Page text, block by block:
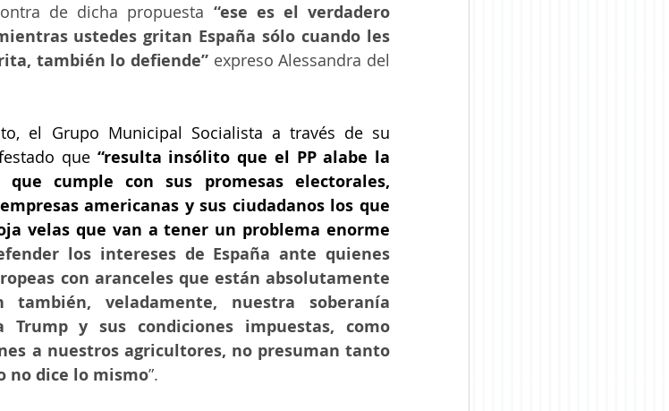
de dicha propuesta “ese es el verdadero
ustedes gritan España sólo cuando les
también lo defiende” expreso Alessandra del
el Grupo Municipal Socialista a través de su
que “resulta insólito que el PP alabe la
cumple con sus promesas electorales,
americanas y sus ciudadanos los que
velas que van a tener un problema enorme
los intereses de España ante quienes
con aranceles que están absolutamente
veladamente, nuestra soberanía
Trump y sus condiciones impuestas, como
a nuestros agricultores, no presuman tanto
no dice lo mismo”.